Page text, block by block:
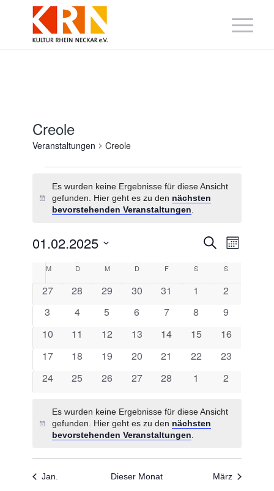
Creole
Veranstaltungen Creole
Hinweis
Es wurden keine Ergebnisse für diese Ansicht
gefunden. Hier geht es zu den nächsten
bevorstehenden Veranstaltungen
Suche
Ansichten,
SucheMonat
01.02.2025
wählen.
Kalender
Veranstaltungen
MMontag DDienstagM MittwochD Donnerstag
FFreitag S SamstagS
0
27
0
28
0
29
0
30
0
31
0
1
0
2
0
3
0
4
0
5
0
6
0
7
0
8
0
9
0
10
0
11
0
12
0
13
0
14
0
15
0
16
0
17
0
18
0
19
0
20
0
21
0
22
0
23
0
24
0
25
0
26
0
27
0
28
0
1
0
2
Hinweis
Es wurden keine Ergebnisse für diese Ansicht
gefunden. Hier geht es zu den nächsten
bevorstehenden Veranstaltungen
Jan. Dieser Monat März